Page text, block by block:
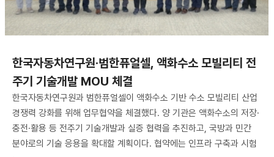
한국자동차연구원·범한퓨얼셀, 액화수소 모빌리티 전
주기 기술개발 MOU 체결
한국자동차연구원과 범한퓨얼셀이 액화수소 기반 수소 모빌리티 산업
경쟁력 강화를 위해 업무협약을 체결했다. 양 기관은 액화수소의 저장·
충전·활용 등 전주기 기술개발과 실증 협력을 추진하고, 국방과 민간
분야로의 기술 응용을 확대할 계획이다. 협약에는 인프라 구축과 시험